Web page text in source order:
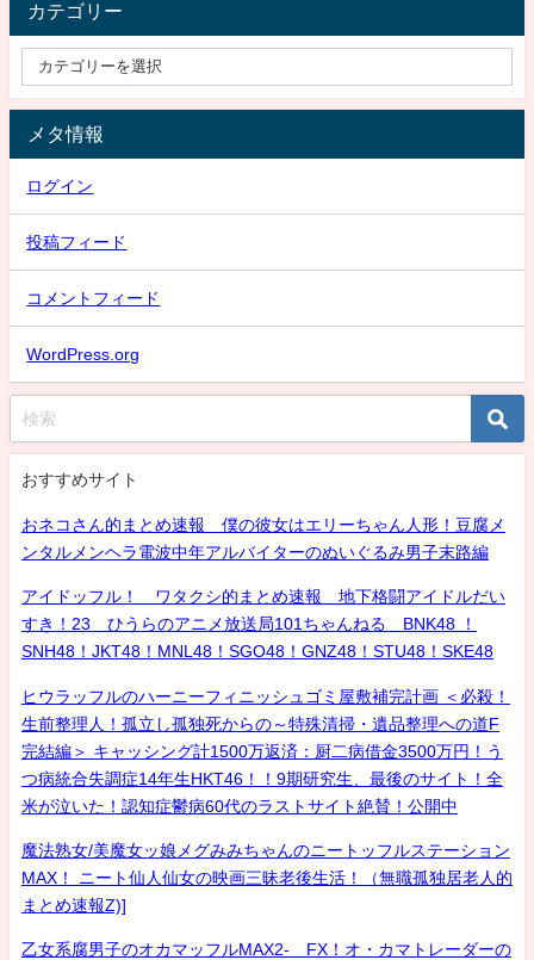
カテゴリー
メタ情報
ログイン
投稿フィード
コメントフィード
WordPress.org
おすすめサイト
おネコさん的まとめ速報 僕の彼女はエリーちゃん人形！豆腐メ
ンタルメンヘラ電波中年アルバイターのぬいぐるみ男子末路編
アイドッフル！ ワタクシ的まとめ速報 地下格闘アイドルだい
すき！23 ひうらのアニメ放送局101ちゃんねる BNK48 ！
SNH48！JKT48！MNL48！SGO48！GNZ48！STU48！SKE48
ヒウラッフルのハーニーフィニッシュゴミ屋敷補完計画 ＜必殺！
生前整理人！孤立し孤独死からの～特殊清掃・遺品整理への道F
完結編＞ キャッシング計1500万返済：厨二病借金3500万円！う
つ病統合失調症14年生HKT46！！9期研究生、最後のサイト！全
米が泣いた！認知症鬱病60代のラストサイト絶賛！公開中
魔法熟女/美魔女ッ娘メグみみちゃんのニートッフルステーション
MAX！ ニート仙人仙女の映画三昧老後生活！（無職孤独居老人的
まとめ速報Z)]
乙女系腐男子のオカマッフルMAX2- FX！オ・カマトレーダーの